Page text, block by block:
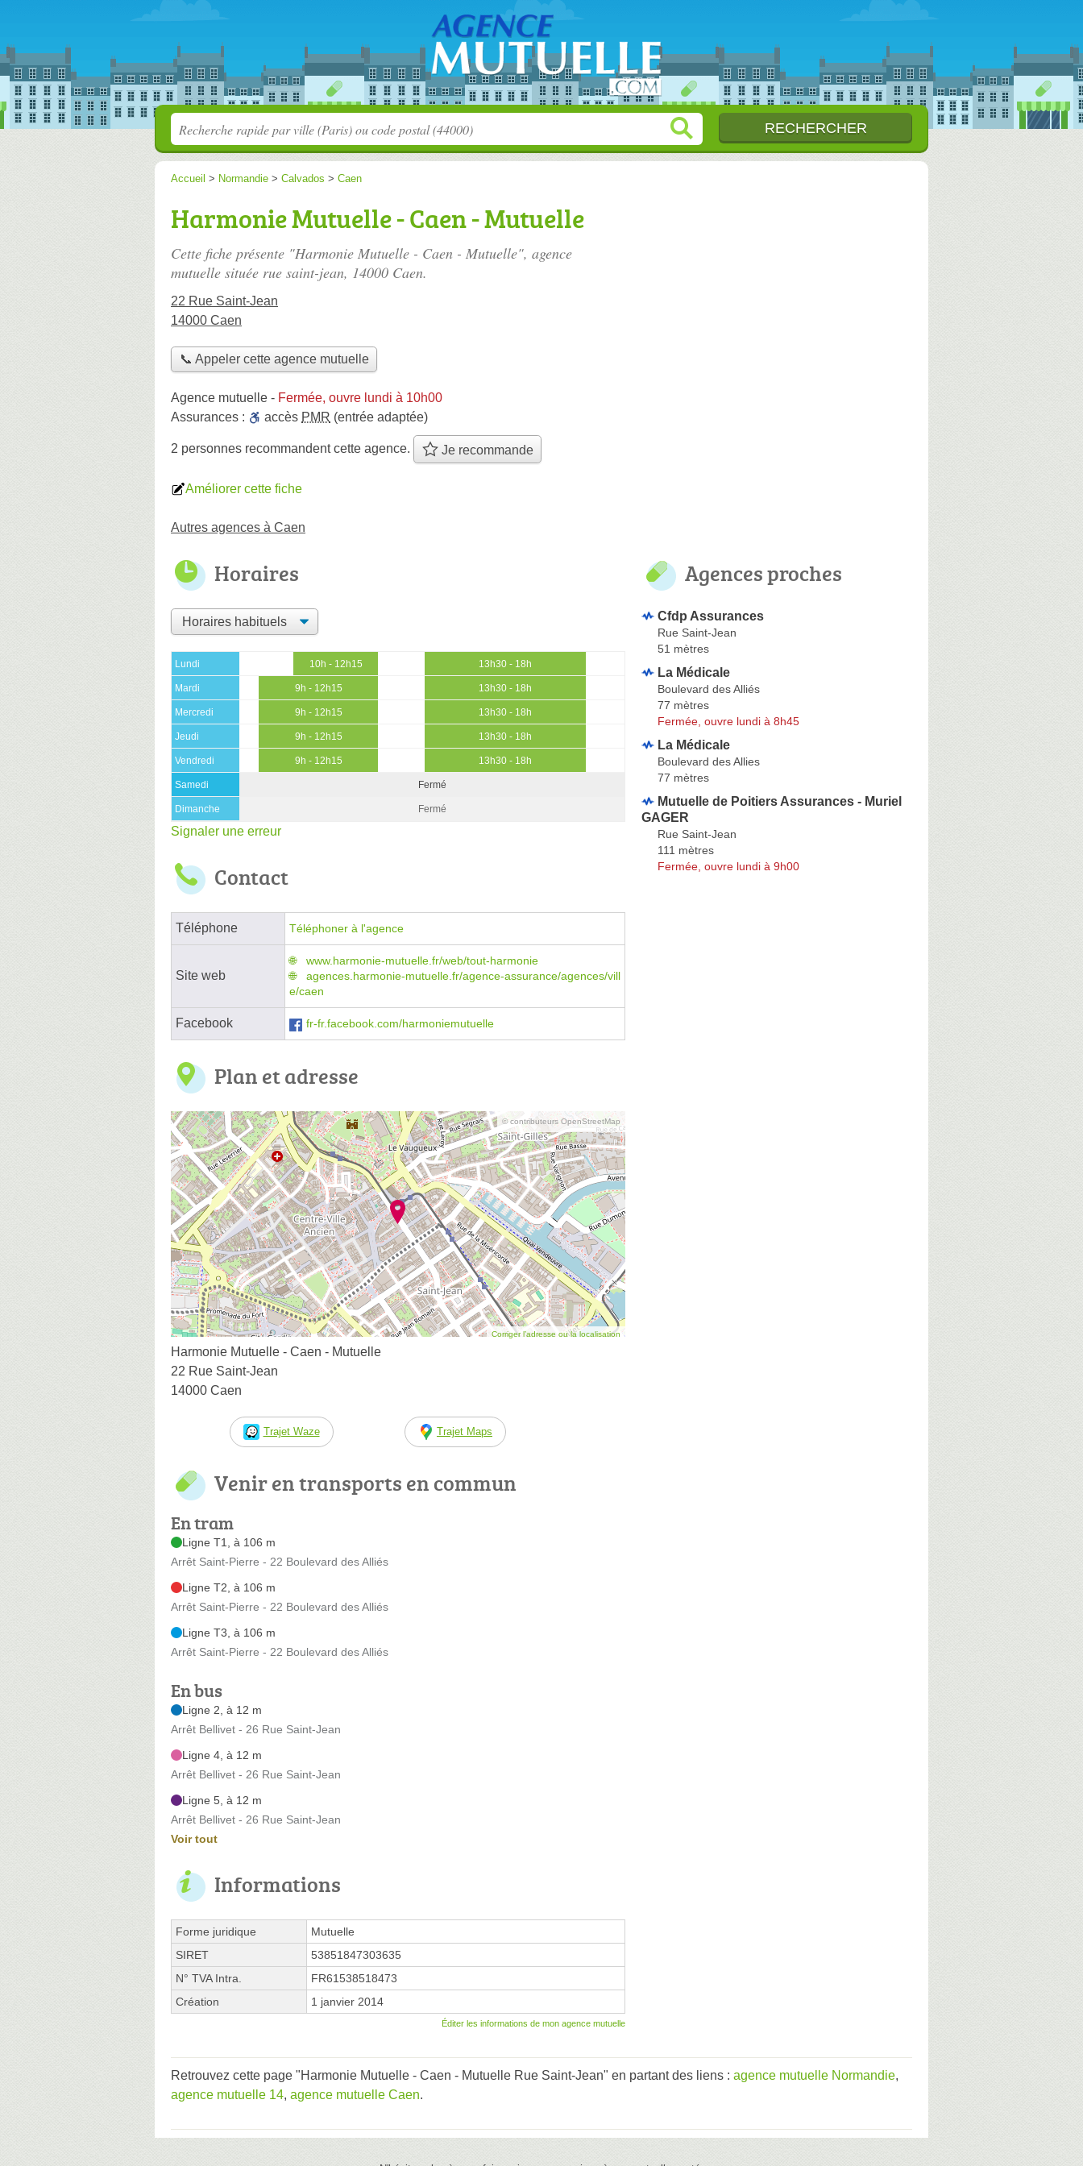
Accueil > Normandie > Calvados > Caen
Harmonie Mutuelle - Caen - Mutuelle
Cette fiche présente "Harmonie Mutuelle - Caen - Mutuelle", agence
mutuelle située rue saint-jean, 14000 Caen.
22 Rue Saint-Jean
14000 Caen
📞 Appeler cette agence mutuelle
Agence mutuelle - Fermée, ouvre lundi à 10h00
Assurances :
accès PMR (entrée adaptée)
2 personnes recommandentcette agence. Je recommande
Améliorer cette fiche
Autres agences à Caen
Horaires
Lundi 10h - 12h15 13h30 - 18h
Mardi 9h - 12h15 13h30 - 18h
Mercredi 9h - 12h15 13h30 - 18h
Jeudi 9h - 12h15 13h30 - 18h
Vendredi 9h - 12h15 13h30 - 18h
Samedi Fermé
Dimanche Fermé
Signaler une erreur
Contact
Téléphone Téléphoner à l'agence
Site web
www.harmonie-mutuelle.fr/web/tout-harmonie
agences.harmonie-mutuelle.fr/agence-assurance/agences/vill
e/caen
Facebook fr-fr.facebook.com/harmoniemutuelle
Plan et adresse
© contributeurs OpenStreetMap
Corriger l’adresse ou la localisation
Harmonie Mutuelle - Caen - Mutuelle
22 Rue Saint-Jean
14000 Caen
Trajet Waze Trajet Maps
Venir en transports en commun
En tram
Ligne T1, à 106 m
Arrêt Saint-Pierre - 22 Boulevard des Alliés
Ligne T2, à 106 m
Arrêt Saint-Pierre - 22 Boulevard des Alliés
Ligne T3, à 106 m
Arrêt Saint-Pierre - 22 Boulevard des Alliés
En bus
Ligne 2, à 12 m
Arrêt Bellivet - 26 Rue Saint-Jean
Ligne 4, à 12 m
Arrêt Bellivet - 26 Rue Saint-Jean
Ligne 5, à 12 m
Arrêt Bellivet - 26 Rue Saint-Jean
Voir tout
Informations
Forme juridique
Mutuelle
SIRET
53851847303635
N° TVA Intra.
FR61538518473
Création
1 janvier 2014
Éditer les informations de mon agence mutuelle
Agences proches
Cfdp Assurances
Rue Saint-Jean
51 mètres
La Médicale
Boulevard des Alliés
77 mètres
Fermée, ouvre lundi à 8h45
La Médicale
Boulevard des Allies
77 mètres
Mutuelle de Poitiers Assurances - Muriel
GAGER
Rue Saint-Jean
111 mètres
Fermée, ouvre lundi à 9h00
Retrouvez cette page "Harmonie Mutuelle - Caen - Mutuelle Rue Saint-Jean" en partant des liens : agence mutuelle Normandie,
agence mutuelle 14, agence mutuelle Caen.